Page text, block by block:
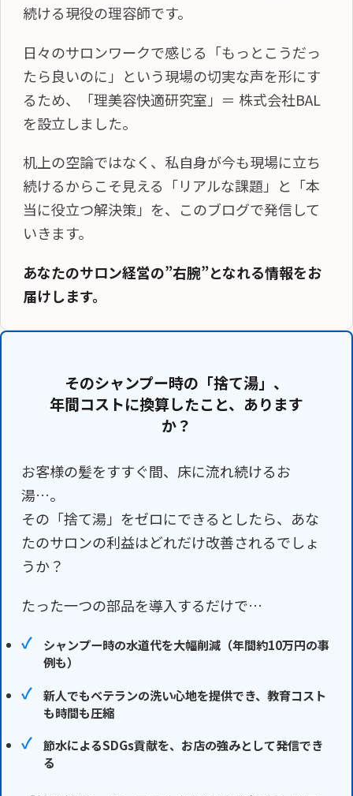
続ける現役の理容師です。
日々のサロンワークで感じる「もっとこうだっ
たら良いのに」という現場の切実な声を形にす
るため、「理美容快適研究室」＝ 株式会社BAL
を設立しました。
机上の空論ではなく、私自身が今も現場に立ち
続けるからこそ見える「リアルな課題」と「本
当に役立つ解決策」を、このブログで発信して
いきます。
あなたのサロン経営の”右腕”となれる情報をお
届けします。
そのシャンプー時の「捨て湯」、
年間コストに換算したこと、あります
か？
お客様の髪をすすぐ間、床に流れ続けるお
湯…。
その「捨て湯」をゼロにできるとしたら、あな
たのサロンの利益はどれだけ改善されるでしょ
うか？
たった一つの部品を導入するだけで…
シャンプー時の水道代を大幅削減（年間約10万円の事
例も）
新人でもベテランの洗い心地を提供でき、教育コスト
も時間も圧縮
節水によるSDGs貢献を、お店の強みとして発信でき
る